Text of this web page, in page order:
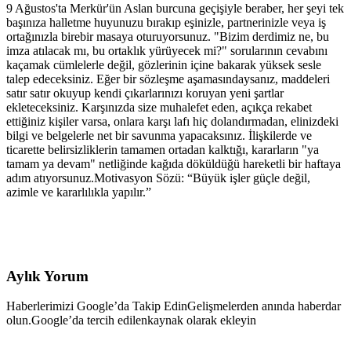
9 Ağustos'ta Merkür'ün Aslan burcuna geçişiyle beraber, her şeyi tek
başınıza halletme huyunuzu bırakıp eşinizle, partnerinizle veya iş
ortağınızla birebir masaya oturuyorsunuz. "Bizim derdimiz ne, bu
imza atılacak mı, bu ortaklık yürüyecek mi?" sorularının cevabını
kaçamak cümlelerle değil, gözlerinin içine bakarak yüksek sesle
talep edeceksiniz. Eğer bir sözleşme aşamasındaysanız, maddeleri
satır satır okuyup kendi çıkarlarınızı koruyan yeni şartlar
ekleteceksiniz. Karşınızda size muhalefet eden, açıkça rekabet
ettiğiniz kişiler varsa, onlara karşı lafı hiç dolandırmadan, elinizdeki
bilgi ve belgelerle net bir savunma yapacaksınız. İlişkilerde ve
ticarette belirsizliklerin tamamen ortadan kalktığı, kararların "ya
tamam ya devam" netliğinde kağıda döküldüğü hareketli bir haftaya
adım atıyorsunuz.Motivasyon Sözü: “Büyük işler güçle değil,
azimle ve kararlılıkla yapılır.”
Aylık Yorum
Haberlerimizi Google’da Takip EdinGelişmelerden anında haberdar
olun.Google’da tercih edilenkaynak olarak ekleyin